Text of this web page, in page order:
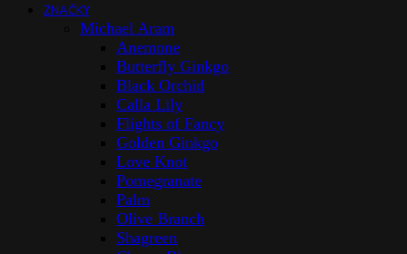
ZNAČKY
Michael Aram
Anemone
Butterfly Ginkgo
Black Orchid
Calla Lily
Flights of Fancy
Golden Ginkgo
Love Knot
Pomegranate
Palm
Olive Branch
Shagreen